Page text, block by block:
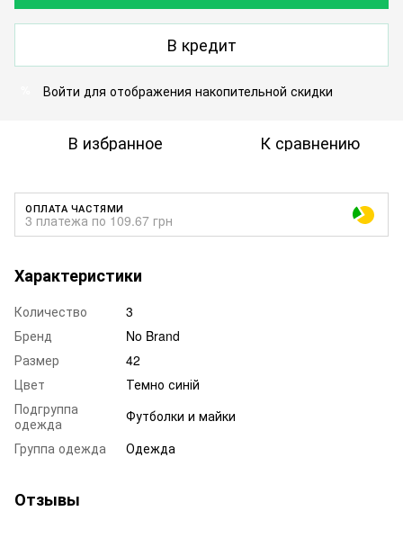
В кредит
Войти для отображения накопительной скидки
В избранное К сравнению
ОПЛАТА ЧАСТЯМИ
3 платежа по 109.67 грн
Характеристики
Количество
3
Бренд
No Brand
Размер
42
Цвет
Темно синій
Подгруппа
одежда
Футболки и майки
Группа одежда
Одежда
Отзывы